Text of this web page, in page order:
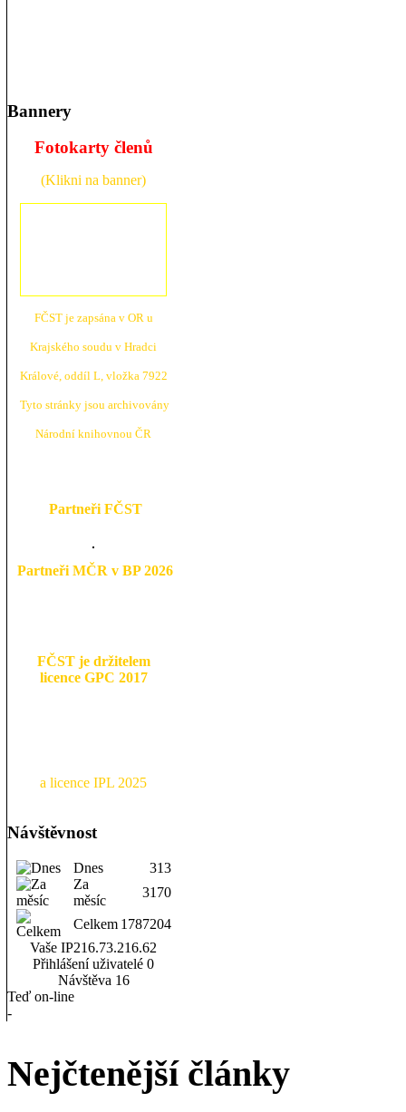
Bannery
Fotokarty členů
(Klikni na banner)
FČST je zapsána v OR u
Krajského soudu v Hradci
Králové, oddíl L, vložka 7922
Tyto stránky jsou archivovány
Národní knihovnou ČR
Partneři FČST
Partneři MČR v BP 2026
FČST je držitelem
licence GPC 2017
a licence IPL 2025
Návštěvnost
Dnes
313
Za
měsíc
3170
Celkem 1787204
Vaše IP216.73.216.62
Přihlášení uživatelé 0
Návštěva 16
Teď on-line
-
Nejčtenější články